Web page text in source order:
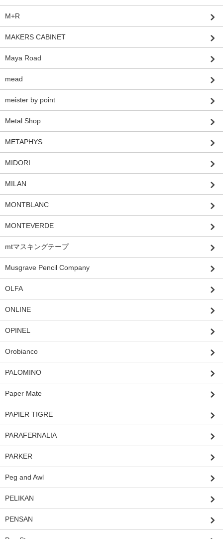
M+R
MAKERS CABINET
Maya Road
mead
meister by point
Metal Shop
METAPHYS
MIDORI
MILAN
MONTBLANC
MONTEVERDE
mtマスキングテープ
Musgrave Pencil Company
OLFA
ONLINE
OPINEL
Orobianco
PALOMINO
Paper Mate
PAPIER TIGRE
PARAFERNALIA
PARKER
Peg and Awl
PELIKAN
PENSAN